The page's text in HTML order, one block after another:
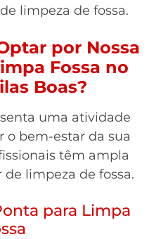
limpeza de fossa.
por Nossa
Fossa no
Boas?
uma atividade
o bem-estar da sua
têm ampla
limpeza de fossa.
para Limpa